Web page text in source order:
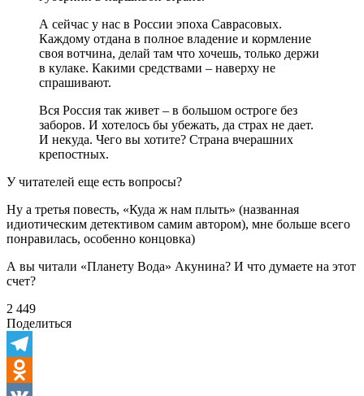
А сейчас у нас в России эпоха Саврасовых.
Каждому отдана в полное владение и кормление
своя вотчина, делай там что хочешь, только держи
в кулаке. Какими средствами – наверху не
спрашивают.
Вся Россия так живет – в большом остроге без
заборов. И хотелось бы убежать, да страх не дает.
И некуда. Чего вы хотите? Страна вчерашних
крепостных.
У читателей еще есть вопросы?
Ну а третья повесть, «Куда ж нам плыть» (названная
идиотическим детективом самим автором), мне больше всего
понравилась, особенно концовка)
А вы читали «Планету Вода» Акунина? И что думаете на этот
счет?
2 449
Поделиться
Telegram